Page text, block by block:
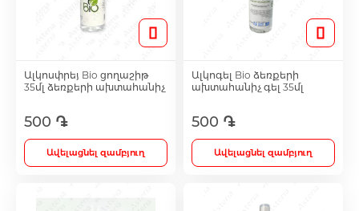
Ալկոսփրեյ Bio ցողաշիթ
35մլ ձեռքերի ախտահանիչ
500 ֏
Ավելացնել զամբյուղ
Ալկոգել Bio ձեռքերի
ախտահանիչ գել 35մլ
500 ֏
Ավելացնել զամբյուղ